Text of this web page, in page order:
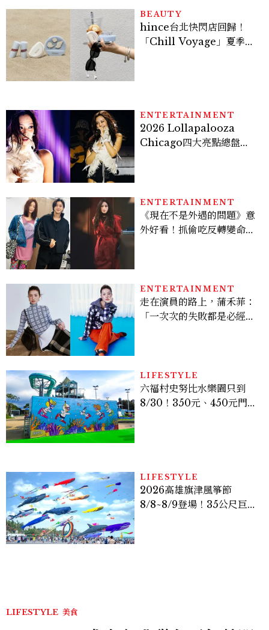
BEAUTY
hince台北快閃店回歸！
「Chill Voyage」夏季限
ENTERTAINMENT
2026 Lollapalooza
Chicago四大亮點總盤
ENTERTAINMENT
《現在不是外遇的問題》意
外好看！抓偷吃反轉變命
看點懶人包
ENTERTAINMENT
走在演員的路上，蒲禾菲：
「一次次的失敗都是必經過
LIFESTYLE
六福村史努比水樂園只到
8/30！350元、450元門票
LIFESTYLE
2026高雄旗津風箏節
8/8~8/9登場！35公尺巨大
LIFESTYLE 美食